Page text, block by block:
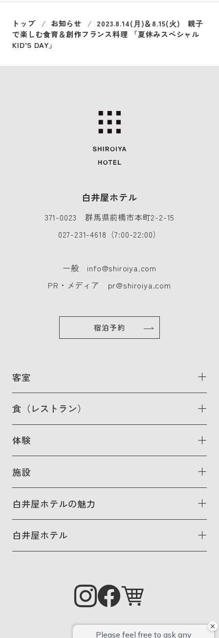
トップ お知らせ
2023.8.14(⽉)＆8.15(⽕) 親⼦
で楽しむ⾷育＆創作フランス料理 「夏休みスペシャル
KIDʼS DAY」
白井屋ホテル
371-0023 群馬県前橋市本町2-2-15
027-231-4618 （7:00-22:00）
一般 info@shiroiya.com
PR・メディア pr@shiroiya.com
宿泊予約
客室
食（レストラン）
体験
施設
白井屋ホテルの魅力
白井屋ホテル